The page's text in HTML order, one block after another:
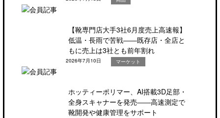
【靴専門店大手3社6月度売上高速報】
低温・長雨で苦戦――既存店・全店と
もに売上は3社とも前年割れ
2026年7月10日 マーケット
ホッティーポリマー、AI搭載3D足部・
全身スキャナーを発売――高速測定で
靴開発や健康管理をサポート